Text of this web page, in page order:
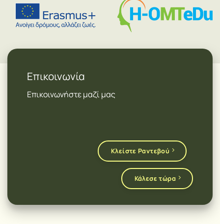
Επικοινωνία
Επικοινωνήστε μαζί μας
Κλείστε Ραντεβού
Κάλεσε τώρα